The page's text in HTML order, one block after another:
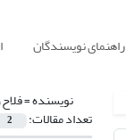
راهنمای نویسندگان
نویسنده =
تعداد مقالات: 2